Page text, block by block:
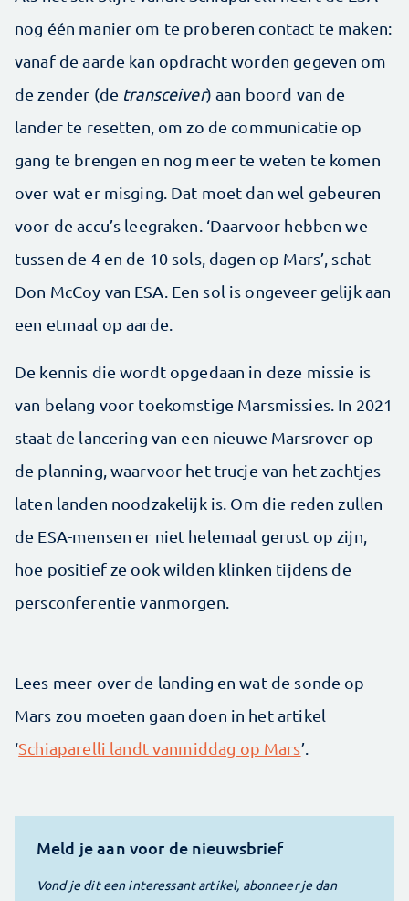
nog één manier om te proberen contact te maken:
vanaf de aarde kan opdracht worden gegeven om
de zender (de transceiver) aan boord van de
lander te resetten, om zo de communicatie op
gang te brengen en nog meer te weten te komen
over wat er misging. Dat moet dan wel gebeuren
voor de accu’s leegraken. ‘Daarvoor hebben we
tussen de 4 en de 10 sols, dagen op Mars’, schat
Don McCoy van ESA. Een sol is ongeveer gelijk aan
een etmaal op aarde.
De kennis die wordt opgedaan in deze missie is
van belang voor toekomstige Marsmissies. In 2021
staat de lancering van een nieuwe Marsrover op
de planning, waarvoor het trucje van het zachtjes
laten landen noodzakelijk is. Om die reden zullen
de ESA-mensen er niet helemaal gerust op zijn,
hoe positief ze ook wilden klinken tijdens de
persconferentie vanmorgen.
Lees meer over de landing en wat de sonde op
Mars zou moeten gaan doen in het artikel
‘Schiaparelli landt vanmiddag op Mars’.
Meld je aan voor de nieuwsbrief
Vond je dit een interessant artikel, abonneer je dan